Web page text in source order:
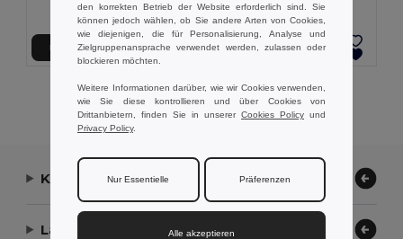
In den Warenkorb
+1 Farben
In den Warenkorb
Alle Produkte Anzeigen.
Kontaktieren Sie uns
Lassen Sie uns helfen
den korrekten Betrieb der Website erforderlich sind. Sie
können jedoch wählen, ob Sie andere Arten von Cookies,
wie diejenigen, die für Personalisierung, Analyse und
Zielgruppenansprache verwendet werden, zulassen oder
blockieren möchten.
Weitere Informationen darüber, wie wir Cookies verwenden,
wie Sie diese kontrollieren und über Cookies von
Drittanbietern, finden Sie in unserer Cookies Policy und
Privacy Policy.
Nur Essentielle Präferenzen
Alle akzeptieren